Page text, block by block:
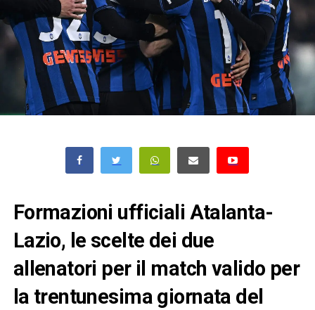
Formazioni ufficiali Atalanta-
Lazio, le scelte dei due
allenatori per il match valido per
la trentunesima giornata del